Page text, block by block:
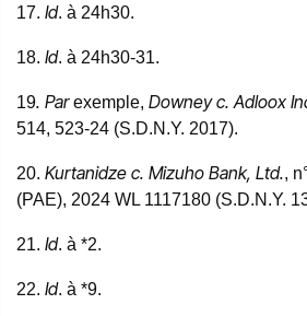
17. Id. à 24h30.
18. Id. à 24h30-31.
19. Parexemple, Downey c. Adloox
514, 523-24 (S.D.N.Y. 2017).
20. Kurtanidze c. Mizuho Bank, Ltd.,
(PAE), 2024 WL 1117180 (S.D.N.Y.
21. Id. à *2.
22. Id. à *9.